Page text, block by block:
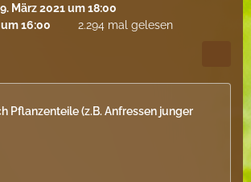
9. März 2021 um 18:00
16:00
2.294 mal gelesen
Pflanzenteile (z.B. Anfressen junger